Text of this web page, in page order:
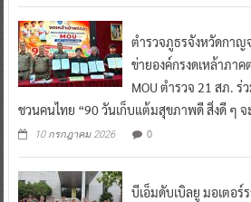
ตำรวจภูธรจังหวัดกาญ
ข่ายองค์กรงดเหล้าภา
MOU ตำรวจ 21 สภ. ร่
ชวนคนไทย “90 วันเก็บแต้มสุขภาพดี สิ่งดี ๆ จ
10 กรกฎาคม 2026 0
บีเอ็มดับเบิลยู มอเตอร์